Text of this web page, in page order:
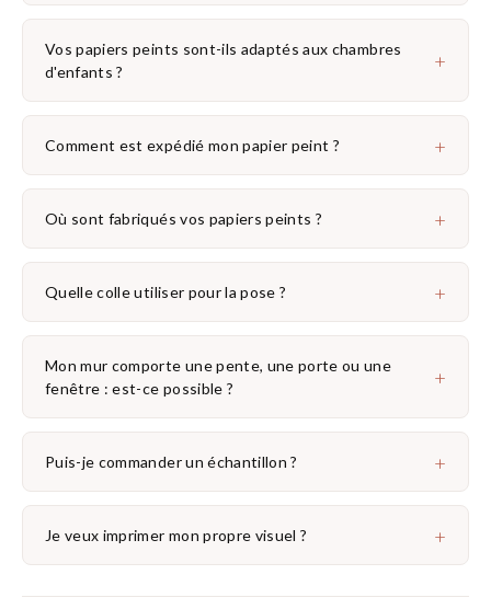
Vos papiers peints sont-ils adaptés aux chambres
d'enfants ?
+
Comment est expédié mon papier peint ? +
Où sont fabriqués vos papiers peints ? +
Quelle colle utiliser pour la pose ? +
Mon mur comporte une pente, une porte ou une
fenêtre : est-ce possible ?
+
Puis-je commander un échantillon ? +
Je veux imprimer mon propre visuel ? +